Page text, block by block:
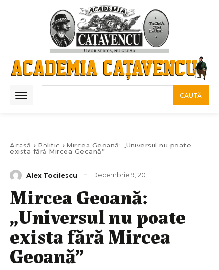
CAUTĂ
Acasă Politic
Mircea Geoană: „Universul nu poate
exista fără Mircea Geoană”
Alex Tocilescu Decembrie 9, 2011
Mircea Geoană:
„Universul nu poate
exista fără Mircea
Geoană”